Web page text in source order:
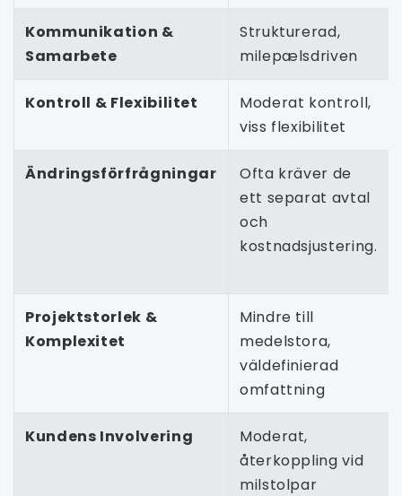
Kommunikation &
Samarbete
Strukturerad,
milepælsdriven
Kontroll & Flexibilitet
Moderat kontroll,
viss flexibilitet
Ändringsförfrågningar
Ofta kräver de
ett separat avtal
och
kostnadsjustering.
Projektstorlek &
Komplexitet
Mindre till
medelstora,
väldefinierad
omfattning
Kundens Involvering
Moderat,
återkoppling vid
milstolpar